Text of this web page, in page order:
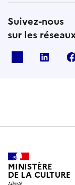
Suivez-nous
sur les
MINISTÈRE
DE LA CULTURE